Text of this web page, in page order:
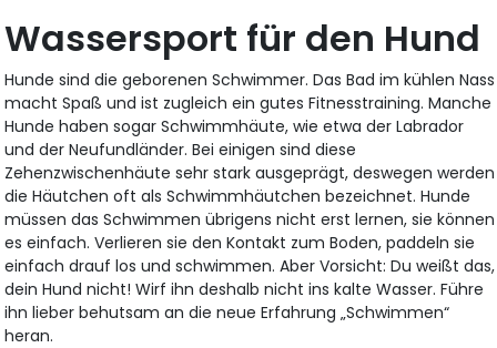
Wassersport für den Hund
Hunde sind die geborenen Schwimmer. Das Bad im kühlen Nass
macht Spaß und ist zugleich ein gutes Fitnesstraining. Manche
Hunde haben sogar Schwimmhäute, wie etwa der Labrador
und der Neufundländer. Bei einigen sind diese
Zehenzwischenhäute sehr stark ausgeprägt, deswegen werden
die Häutchen oft als Schwimmhäutchen bezeichnet. Hunde
müssen das Schwimmen übrigens nicht erst lernen, sie können
es einfach. Verlieren sie den Kontakt zum Boden, paddeln sie
einfach drauf los und schwimmen. Aber Vorsicht: Du weißt das,
dein Hund nicht! Wirf ihn deshalb nicht ins kalte Wasser. Führe
ihn lieber behutsam an die neue Erfahrung „Schwimmen“
heran.